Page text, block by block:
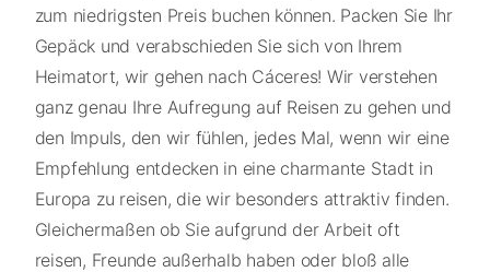
zum niedrigsten Preis buchen können. Packen Sie Ihr
Gepäck und verabschieden Sie sich von Ihrem
Heimatort, wir gehen nach Cáceres! Wir verstehen
ganz genau Ihre Aufregung auf Reisen zu gehen und
den Impuls, den wir fühlen, jedes Mal, wenn wir eine
Empfehlung entdecken in eine charmante Stadt in
Europa zu reisen, die wir besonders attraktiv finden.
Gleichermaßen ob Sie aufgrund der Arbeit oft
reisen, Freunde außerhalb haben oder bloß alle